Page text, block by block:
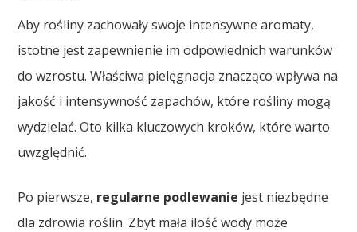
Aby rośliny zachowały swoje intensywne aromaty,
istotne jest zapewnienie im odpowiednich warunków
do wzrostu. Właściwa pielęgnacja znacząco wpływa na
jakość i intensywność zapachów, które rośliny mogą
wydzielać. Oto kilka kluczowych kroków, które warto
uwzględnić.
Po pierwsze, regularne podlewanie jest niezbędne
dla zdrowia roślin. Zbyt mała ilość wody może